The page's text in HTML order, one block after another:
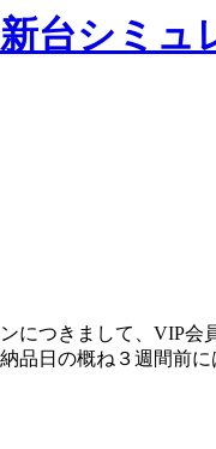
台シミュ
につきまして、VIP会
品日の概ね３週間前に